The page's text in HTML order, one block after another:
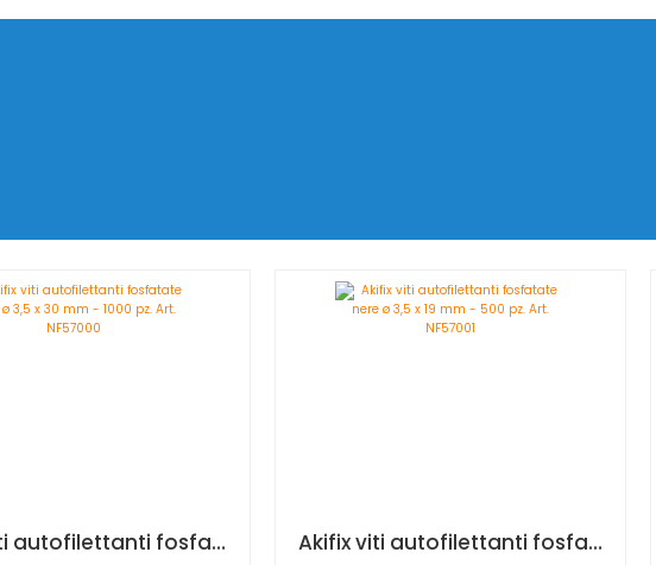
Akifix viti autofilettanti fosfatate nere ø 3,5 x 30 mm - 1000 pz. Art. NF57000 Akifix viti autofilettanti fosfatate nere ø 3,5 x 19 mm - 500 pz. Art. NF57001